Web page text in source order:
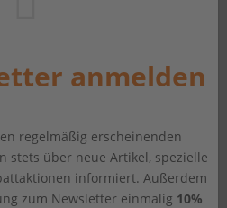
anmelden
regelmäßig erscheinenden
stets über neue Artikel, spezielle
informiert. Außerdem
zum Newsletter einmalig 10%